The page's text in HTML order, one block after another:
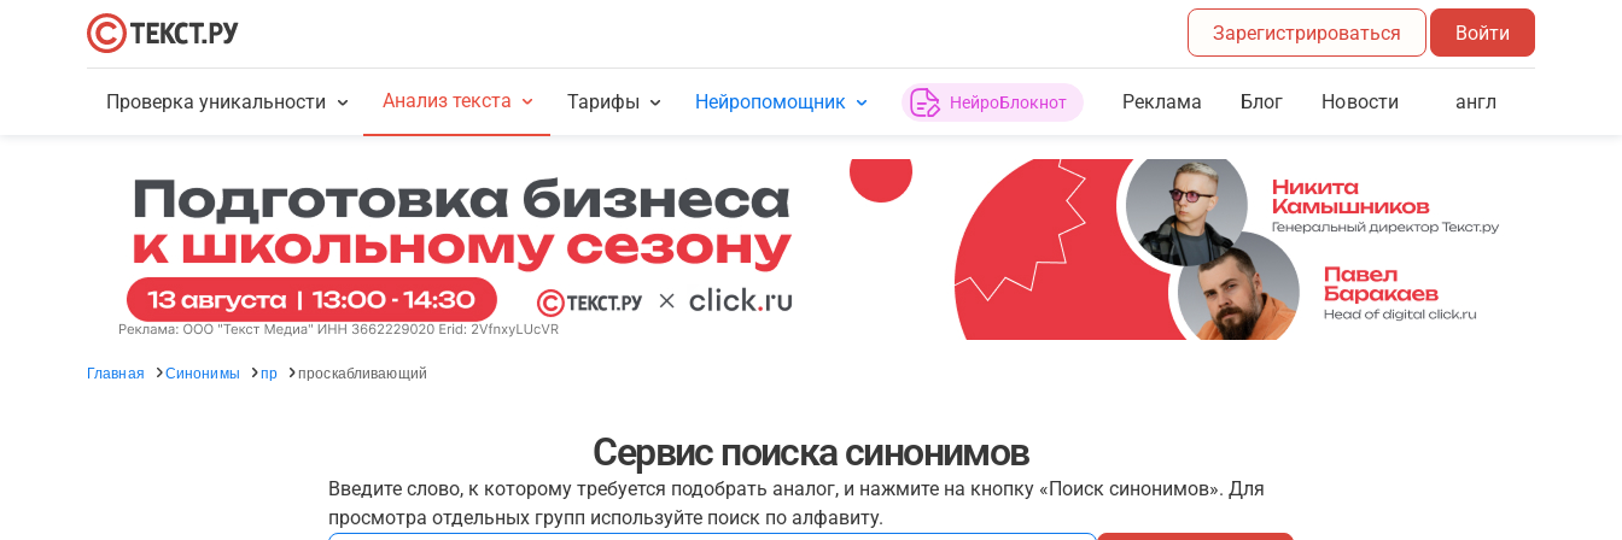
Зарегистрироваться Войти
Проверка уникальности Анализ текста Тарифы Нейропомощник НейроБлокнот Реклама Блог Новости англ
Главная Синонимы пр проскабливающий
Сервис поиска синонимов
Введите слово, к которому требуется подобрать аналог, и нажмите на кнопку «Поиск синонимов». Для
просмотра отдельных групп используйте поиск по алфавиту.